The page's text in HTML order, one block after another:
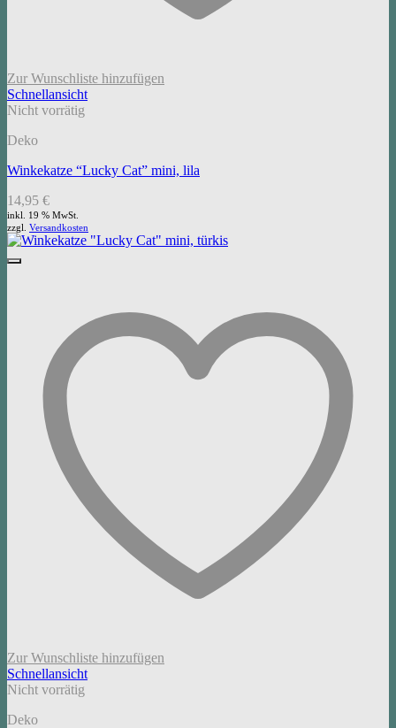
Zur Wunschliste hinzufügen
Schnellansicht
Nicht vorrätig
Deko
Winkekatze “Lucky Cat” mini, lila
14,95 €
inkl. 19 % MwSt.
zzgl. Versandkosten
Zur Wunschliste hinzufügen
Schnellansicht
Nicht vorrätig
Deko